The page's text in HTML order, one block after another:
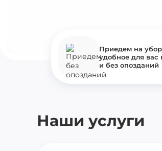
Приедем на
удобное для вас
и без опозданий
Наши услуги